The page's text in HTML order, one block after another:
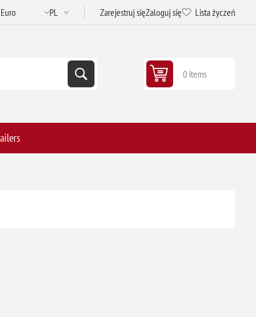
Zarejestruj sięZaloguj się Lista życzeń
0 items